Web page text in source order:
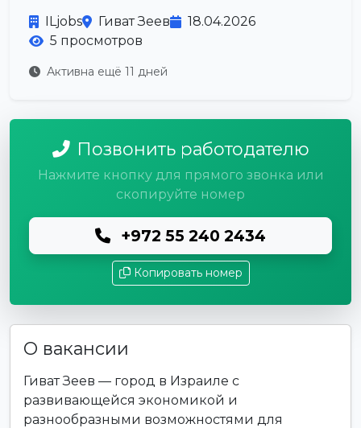
ILjobs Гиват Зеев
18.04.2026
5 просмотров
Активна ещё 11 дней
Позвонить работодателю
Нажмите кнопку для прямого звонка или
скопируйте номер
+972 55 240 2434
Копировать номер
О вакансии
Гиват Зеев — город в Израиле с
развивающейся экономикой и
разнообразными возможностями для